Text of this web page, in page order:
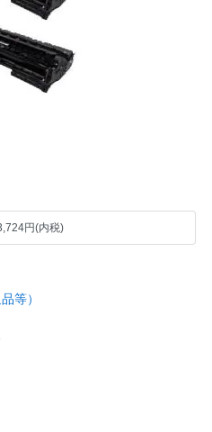
円(内税)
等）